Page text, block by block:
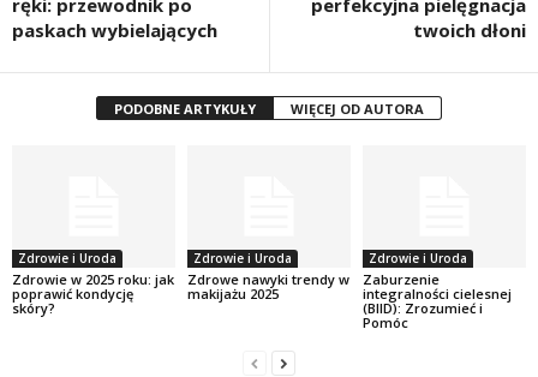
ręki: przewodnik po
paskach wybielających
perfekcyjna pielęgnacja
twoich dłoni
PODOBNE ARTYKUŁY WIĘCEJ OD AUTORA
Zdrowie i Uroda
Zdrowie w 2025 roku: jak
poprawić kondycję
skóry?
Zdrowie i Uroda
Zdrowe nawyki trendy w
makijażu 2025
Zdrowie i Uroda
Zaburzenie
integralności cielesnej
(BIID): Zrozumieć i
Pomóc